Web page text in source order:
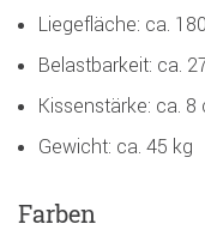
Liegefläche: ca.
Belastbarkeit: ca.
Kissenstärke: ca. 8
Gewicht: ca. 45 kg
Farben